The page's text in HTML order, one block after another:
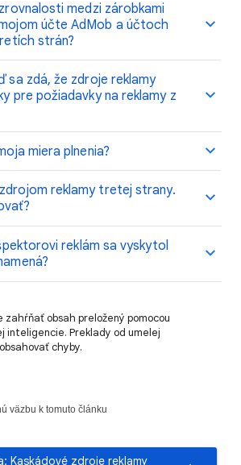
medzi zárobkami
účte AdMob a účtoch
strán?
sa zdá, že zdroje reklamy
pre požiadavky na reklamy z
miera plnenia?
reklamy tretej strany.
reklám sa vyskytol
zahŕňať obsah preložený pomocou
inteligencie. Preklady od umelej
chyby.
väzbu k tomuto článku
Kaskádové zdroje reklamy